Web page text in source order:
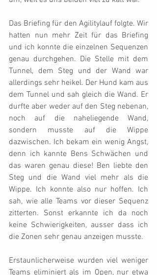
Das Briefing für den Agilitylauf folgte. Wir
hatten nun mehr Zeit für das Briefing
und ich konnte die einzelnen Sequenzen
genau durchgehen. Die Stelle mit dem
Tunnel, dem Steg und der Wand war
allerdings sehr heikel. Der Hund kam aus
dem Tunnel und sah gleich die Wand. Er
durfte aber weder auf den Steg nebenan,
noch auf die naheliegende Wand,
sondern musste auf die Wippe
dazwischen. Ich bekam ein wenig Angst,
denn ich kannte Bens Schwächen und
das waren genau diese! Ben liebte den
Steg und die Wand viel mehr als die
Wippe. Ich konnte also nur hoffen. Ich
sah, wie alle Teams vor dieser Sequenz
zitterten. Sonst erkannte ich da noch
keine Schwierigkeiten, ausser dass ich
die Zonen sehr genau anzeigen musste.
Erstaunlicherweise wurden viel weniger
Teams eliminiert als im Open, nur etwa